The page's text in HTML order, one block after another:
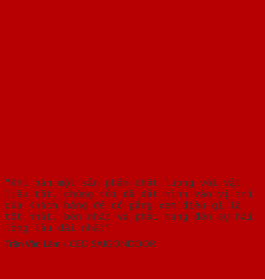
"Khi bán một sản phẩm chất lượng với vật
liệu tốt, chúng tôi đã đặt mình vào vị trí
của Khách hàng để cố gắng xem điều gì là
tốt nhất, bền nhất và phải mang đến sự hài
lòng lâu dài nhất"
Trần Văn Lãm / CEO SAIGONDOOR